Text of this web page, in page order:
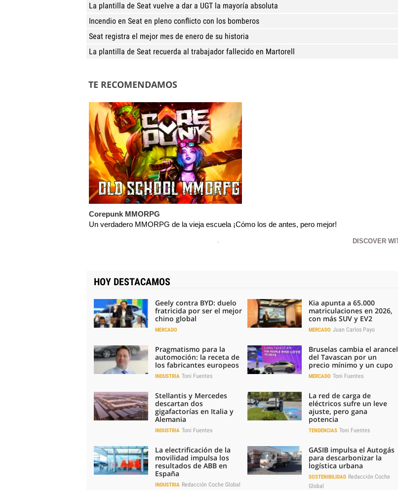
La plantilla de Seat vuelve a dar a UGT la mayoría absoluta
Incendio en Seat en pleno conflicto con los bomberos
Seat registra el mejor mes de enero de su historia
La plantilla de Seat recuerda al trabajador fallecido en Martorell
TE RECOMENDAMOS
Corepunk MMORPG
Un verdadero MMORPG de la vieja escuela ¡Cómo los de antes, pero mejor!
DISCOVER WITH
HOY DESTACAMOS
Geely contra BYD: duelo
fratricida por ser el mejor
chino global
MERCADO
Kia apunta a 65.000
matriculaciones en 2026,
con más SUV y EV2
MERCADO Juan Carlos Payo
Pragmatismo para la
automoción: la receta de
los fabricantes europeos
INDUSTRIA Toni Fuentes
Bruselas cambia el arancel
del Tavascan por un
precio mínimo y un cupo
MERCADO Toni Fuentes
Stellantis y Mercedes
descartan dos
gigafactorías en Italia y
Alemania
INDUSTRIA Toni Fuentes
La red de carga de
eléctricos sufre un leve
ajuste, pero gana
potencia
TENDENCIAS Toni Fuentes
La electrificación de la
movilidad impulsa los
resultados de ABB en
España
INDUSTRIA Redacción Coche Global
GASIB impulsa el Autogás
para descarbonizar la
logística urbana
SOSTENIBILIDAD Redacción Coche
Global